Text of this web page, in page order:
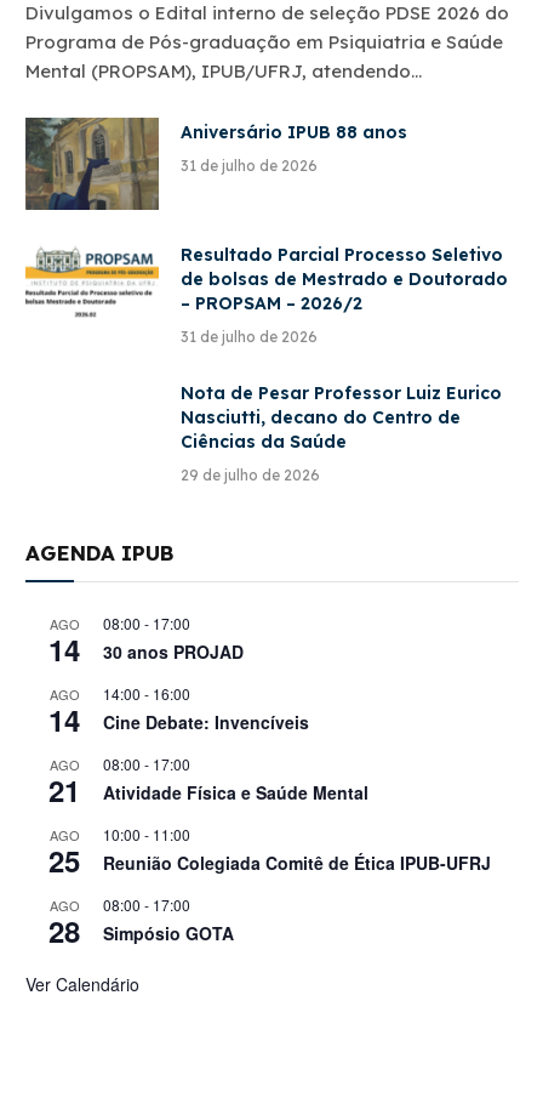
Divulgamos o Edital interno de seleção PDSE 2026 do
Programa de Pós-graduação em Psiquiatria e Saúde
Mental (PROPSAM), IPUB/UFRJ, atendendo…
Aniversário IPUB 88 anos
31 de julho de 2026
Resultado Parcial Processo Seletivo
de bolsas de Mestrado e Doutorado
– PROPSAM – 2026/2
31 de julho de 2026
Nota de Pesar Professor Luiz Eurico
Nasciutti, decano do Centro de
Ciências da Saúde
29 de julho de 2026
AGENDA IPUB
AGO
14
08:00 - 17:00
30 anos PROJAD
AGO
14
14:00 - 16:00
Cine Debate: Invencíveis
AGO
21
08:00 - 17:00
Atividade Física e Saúde Mental
AGO
25
10:00 - 11:00
Reunião Colegiada Comitê de Ética IPUB-UFRJ
AGO
28
08:00 - 17:00
Simpósio GOTA
Ver Calendário